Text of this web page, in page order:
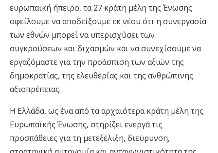
ευρωπαϊκή ήπειρο, τα 27 κράτη μέλη της Ένωσης
οφείλουμε να αποδείξουμε εκ νέου ότι η συνεργασία
των εθνών μπορεί να υπερισχύσει των
συγκρούσεων και διχασμών και να συνεχίσουμε να
εργαζόμαστε για την προάσπιση των αξιών της
δημοκρατίας, της ελευθερίας και της ανθρώπινης
αξιοπρέπειας.
Η Ελλάδα, ως ένα από τα αρχαιότερα κράτη μέλη της
Ευρωπαϊκής Ένωσης, στηρίζει ενεργά τις
προσπάθειες για τη μετεξέλιξη, διεύρυνση,